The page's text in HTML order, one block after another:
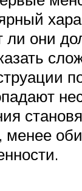
ли они
менее